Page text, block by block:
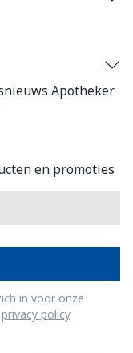
Apotheker
en promoties
in voor onze
privacy policy.